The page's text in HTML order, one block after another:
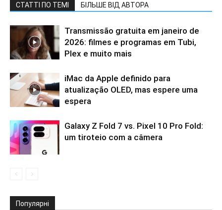
СТАТТІ ПО ТЕМІ БІЛЬШЕ ВІД АВТОРА
Transmissão gratuita em janeiro de
2026: filmes e programas em Tubi,
Plex e muito mais
iMac da Apple definido para
atualização OLED, mas espere uma
espera
Galaxy Z Fold 7 vs. Pixel 10 Pro Fold:
um tiroteio com a câmera
Популярні